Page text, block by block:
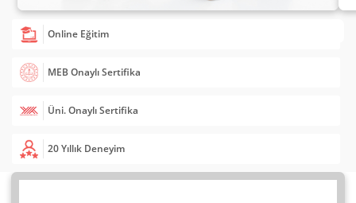
20 Yıllık Deneyim
Üni. Onaylı Sertifika
MEB Onaylı Sertifika
Online Eğitim